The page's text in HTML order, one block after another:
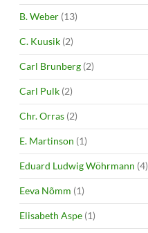
B. Weber (13)
C. Kuusik (2)
Carl Brunberg (2)
Carl Pulk (2)
Chr. Orras (2)
E. Martinson (1)
Eduard Ludwig Wöhrmann (4)
Eeva Nõmm (1)
Elisabeth Aspe (1)